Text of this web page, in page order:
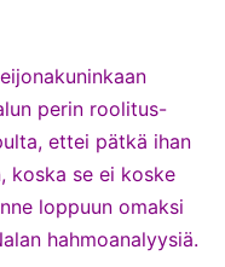
perin roolitus-
ettei pätkä ihan
koska se ei koske
loppuun omaksi
hahmoanalyysiä.